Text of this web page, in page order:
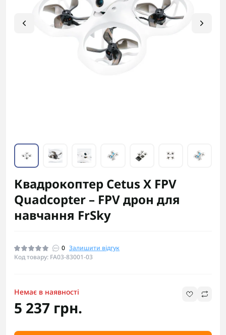
Квадрокоптер Cetus X FPV
Quadcopter – FPV дрон для
навчання FrSky
0 Залишити відгук
Код товару: FA03-83001-03
Немає в наявності
5 237 грн.